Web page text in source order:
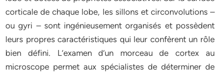
corticale de chaque lobe, les sillons et circonvolutions –
ou gyri – sont ingénieusement organisés et possèdent
leurs propres caractéristiques qui leur confèrent un rôle
bien défini. L’examen d’un morceau de cortex au
microscope permet aux spécialistes de déterminer de